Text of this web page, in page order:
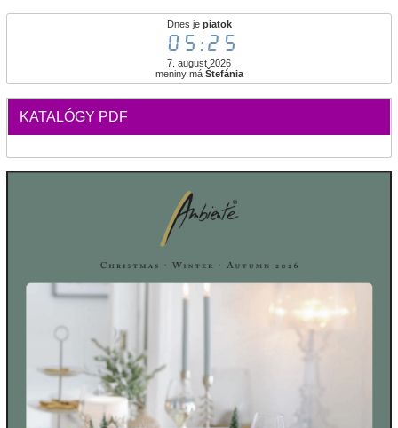
Dnes je piatok
05:25
7. august 2026
meniny má Štefánia
KATALÓGY PDF